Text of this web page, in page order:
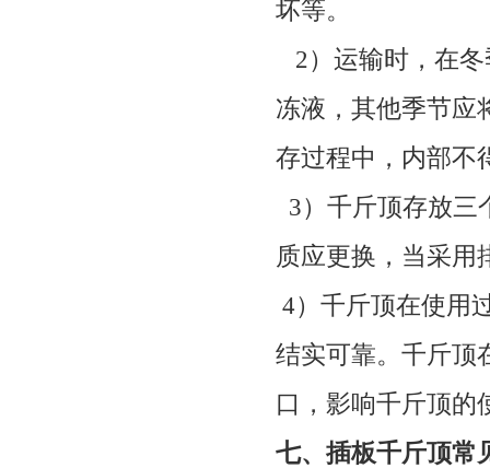
坏等。
2）运输时，在
冻液，其他季节应
存过程中，内部不
3）千斤顶存放三
质应更换，当采用
4）千斤顶在使用
结实可靠。千斤顶
口，影响千斤顶的
七、插板千斤顶常